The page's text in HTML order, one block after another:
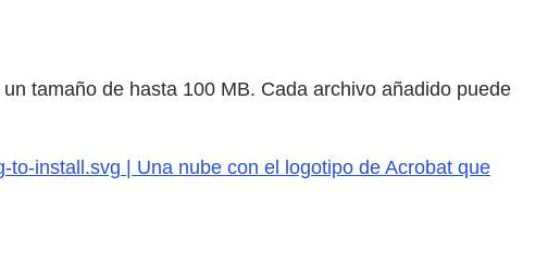
tamaño de hasta 100 MB. Cada archivo añadido puede
install.svg | Una nube con el logotipo de Acrobat que